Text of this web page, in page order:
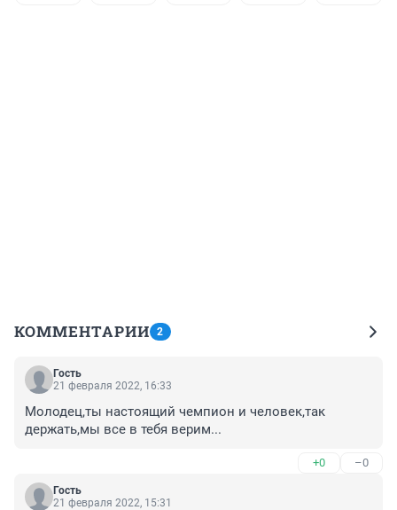
КОММЕНТАРИИ 2
Гость
21 февраля 2022, 16:33
Молодец,ты настоящий чемпион и человек,так
держать,мы все в тебя верим...
+0 –0
Гость
21 февраля 2022, 15:31